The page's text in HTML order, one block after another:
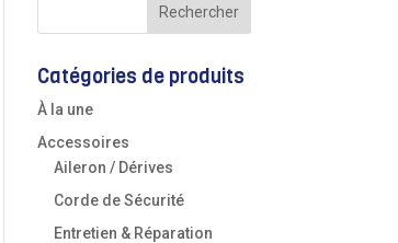
Catégories de produits
À la une
Accessoires
Aileron / Dérives
Corde de Sécurité
Entretien & Réparation